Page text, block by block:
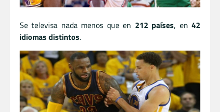
Se televisa nada menos que en 212 países, en42
idiomas distintos.